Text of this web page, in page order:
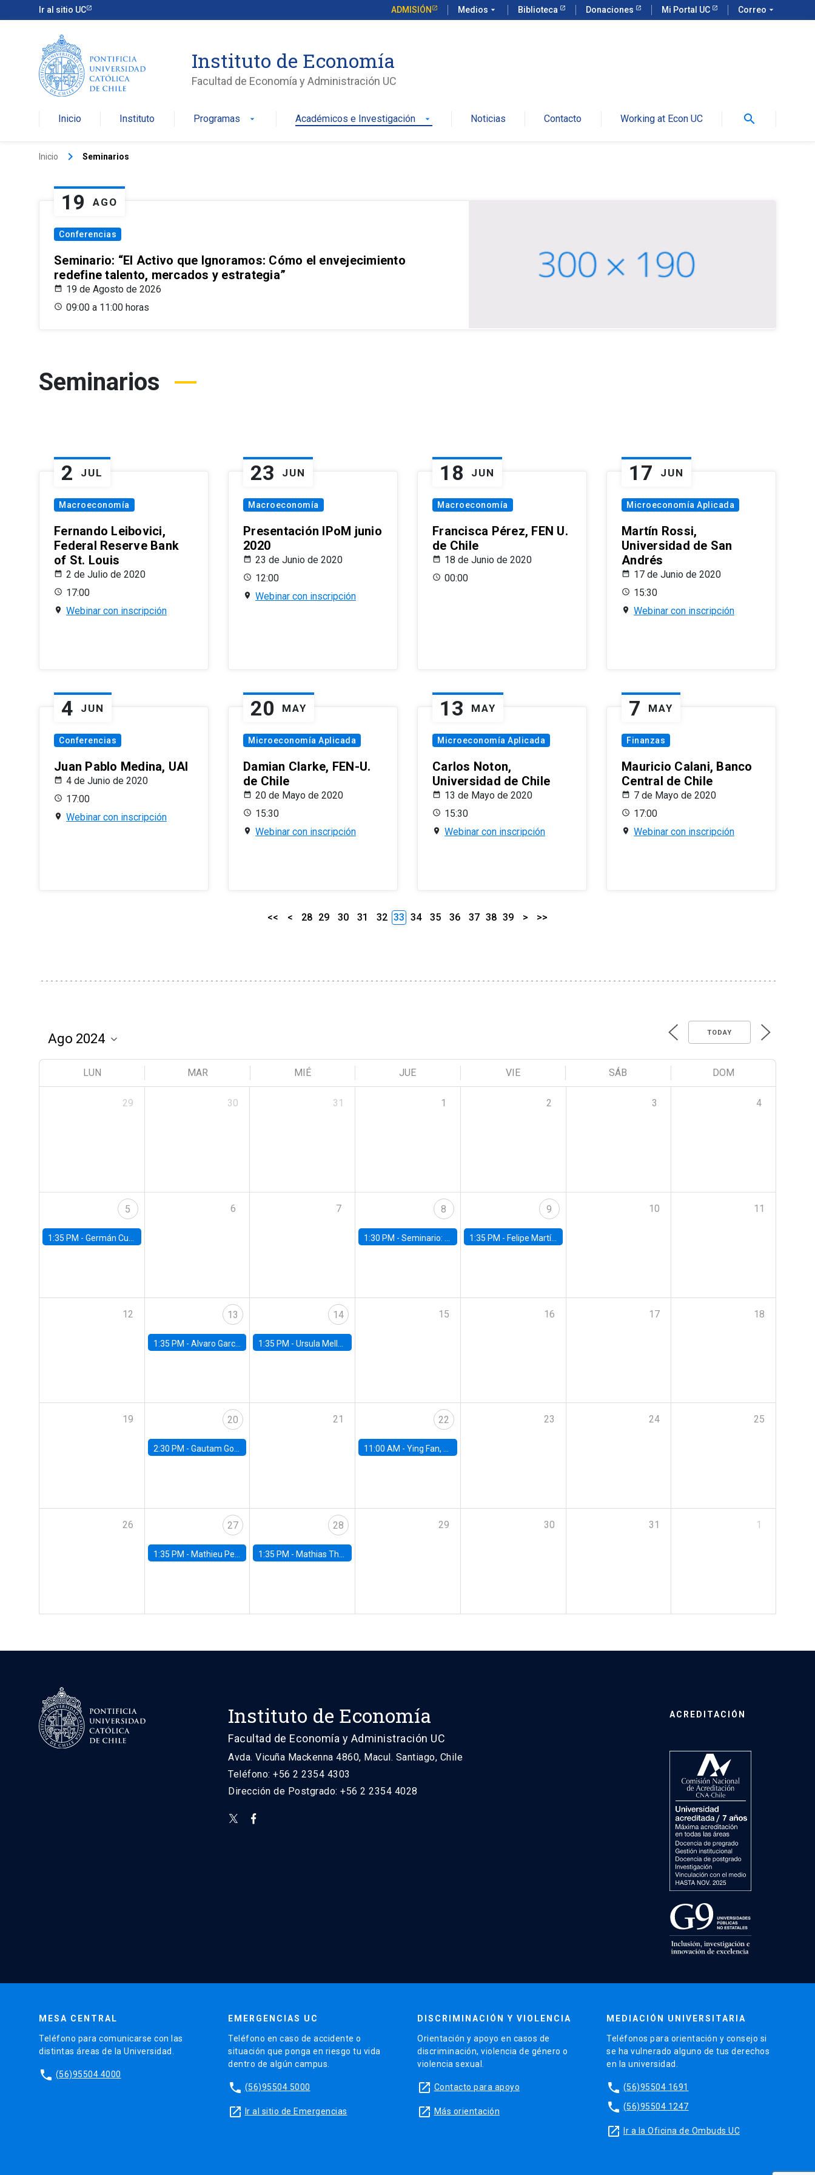
Ir al sitio UC ADMISIÓN Medios arrow_drop_down Biblioteca Donaciones Mi Portal UC Correo arrow_drop_down
Instituto de Economía
Facultad de Economía y Administración UC
Inicio Instituto Programas arrow_drop_down Académicos e Investigación arrow_drop_down Noticias Contacto Working at Econ UC search
Inicio keyboard_arrow_right Seminarios
19 AGO
Conferencias
Seminario: “El Activo que Ignoramos: Cómo el envejecimiento
redefine talento, mercados y estrategia”
19 de Agosto de 2026
09:00 a 11:00 horas
Seminarios
2 JUL
Macroeconomía
Fernando Leibovici,
Federal Reserve Bank
of St. Louis
2 de Julio de 2020
17:00
Webinar con inscripción
23 JUN
Macroeconomía
Presentación IPoM junio
2020
23 de Junio de 2020
12:00
Webinar con inscripción
18 JUN
Macroeconomía
Francisca Pérez, FEN U.
de Chile
18 de Junio de 2020
00:00
17 JUN
Microeconomía Aplicada
Martín Rossi,
Universidad de San
Andrés
17 de Junio de 2020
15:30
Webinar con inscripción
4 JUN
Conferencias
Juan Pablo Medina, UAI
4 de Junio de 2020
17:00
Webinar con inscripción
20 MAY
Microeconomía Aplicada
Damian Clarke, FEN-U.
de Chile
20 de Mayo de 2020
15:30
Webinar con inscripción
13 MAY
Microeconomía Aplicada
Carlos Noton,
Universidad de Chile
13 de Mayo de 2020
15:30
Webinar con inscripción
7 MAY
Finanzas
Mauricio Calani, Banco
Central de Chile
7 de Mayo de 2020
17:00
Webinar con inscripción
<< < 28 29 30 31 32 33 34 35 36 37 38 39 > >>
TODAY
LUN MAR MIÉ JUE VIE SÁB DOM
29 30 31 1 2 3 4
5
1:35 PM - Germán Cubas, University of Houston
6 7 8
1:30 PM -Seminario: “Recuperando la humanidad para progresar en la era de la IA»
9
1:35 PM - Felipe Martínez, alumno Doctorado en Economía UC
10 11
12 13
1:35 PM - Alvaro Garcia-Marin, Universidad de Los Andes
14
1:35 PM -Ursula Mello, Insper - Institute of Education and Research
15 16 17 18
19 20
2:30 PM - Gautam Gowrisankaran, Columbia University
21 22
11:00 AM -Ying Fan, University of Michigan
23 24 25
26 27
1:35 PM - Mathieu Pedemonte, IDB
28
1:35 PM - Mathias Thoenig, University of Lausanne
29 30 31 1
Instituto de Economía
Facultad de Economía y Administración UC
Avda. Vicuña Mackenna 4860, Macul. Santiago, Chile
Teléfono: +56 2 2354 4303
Dirección de Postgrado: +56 2 2354 4028
ACREDITACIÓN
MESA CENTRAL
Teléfono para comunicarse con las
distintas áreas de la Universidad.
phone (56)95504 4000
EMERGENCIAS UC
Teléfono en caso de accidente o
situación que ponga en riesgo tu vida
dentro de algún campus.
phone (56)95504 5000
launch Ir al sitio de Emergencias
DISCRIMINACIÓN Y VIOLENCIA
Orientación y apoyo en casos de
discriminación, violencia de género o
violencia sexual.
launch Contacto para apoyo
launch Más orientación
MEDIACIÓN UNIVERSITARIA
Teléfonos para orientación y consejo si
se ha vulnerado alguno de tus derechos
en la universidad.
phone (56)95504 1691
phone (56)95504 1247
launch Ir a la Oficina de Ombuds UC